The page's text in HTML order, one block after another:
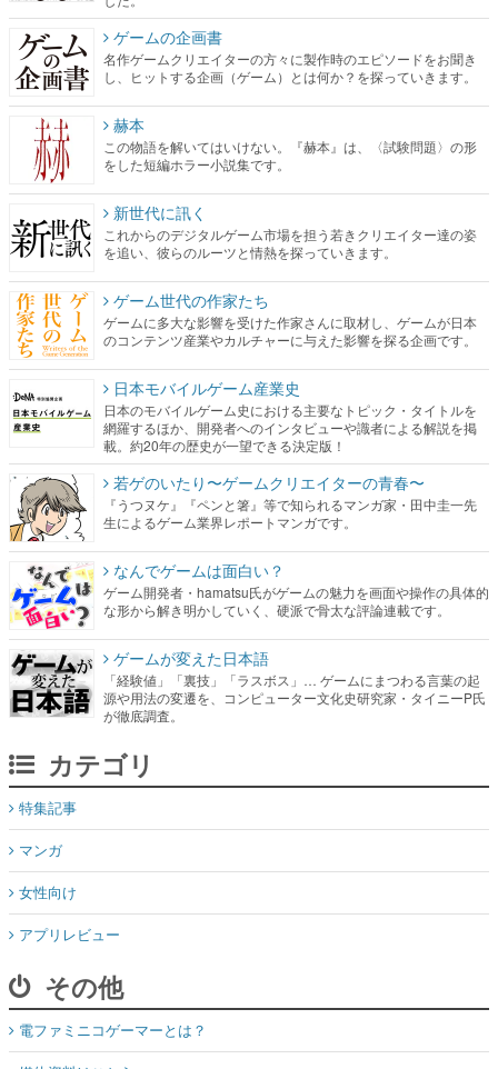
ゲームの企画書
名作ゲームクリエイターの方々に製作時のエピソードをお聞き
し、ヒットする企画（ゲーム）とは何か？を探っていきます。
赫本
この物語を解いてはいけない。『赫本』は、〈試験問題〉の形
をした短編ホラー小説集です。
新世代に訊く
これからのデジタルゲーム市場を担う若きクリエイター達の姿
を追い、彼らのルーツと情熱を探っていきます。
ゲーム世代の作家たち
ゲームに多大な影響を受けた作家さんに取材し、ゲームが日本
のコンテンツ産業やカルチャーに与えた影響を探る企画です。
日本モバイルゲーム産業史
日本のモバイルゲーム史における主要なトピック・タイトルを
網羅するほか、開発者へのインタビューや識者による解説を掲
載。約20年の歴史が一望できる決定版！
若ゲのいたり〜ゲームクリエイターの青春〜
『うつヌケ』『ペンと箸』等で知られるマンガ家・田中圭一先
生によるゲーム業界レポートマンガです。
なんでゲームは面白い？
ゲーム開発者・hamatsu氏がゲームの魅力を画面や操作の具体的
な形から解き明かしていく、硬派で骨太な評論連載です。
ゲームが変えた日本語
「経験値」「裏技」「ラスボス」… ゲームにまつわる言葉の起
源や用法の変遷を、コンピューター文化史研究家・タイニーP氏
が徹底調査。
カテゴリ
特集記事
マンガ
女性向け
アプリレビュー
その他
電ファミニコゲーマーとは？